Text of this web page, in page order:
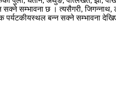
सम्भावना छ । त्यसैगरी,
पर्यटकीयस्थल बन्न सक्ने सम्भावना